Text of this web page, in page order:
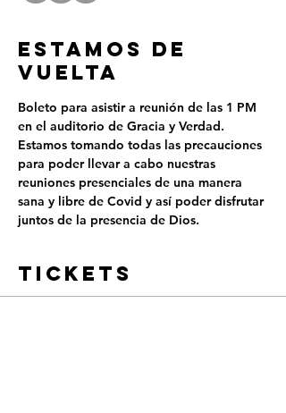
ESTAMOS DE
VUELTA
Boleto para asistir a reunión de las 1 PM
en el auditorio de Gracia y Verdad.
Estamos tomando todas las precauciones
para poder llevar a cabo nuestras
reuniones presenciales de una manera
sana y libre de Covid y así poder disfrutar
juntos de la presencia de Dios.
Tickets